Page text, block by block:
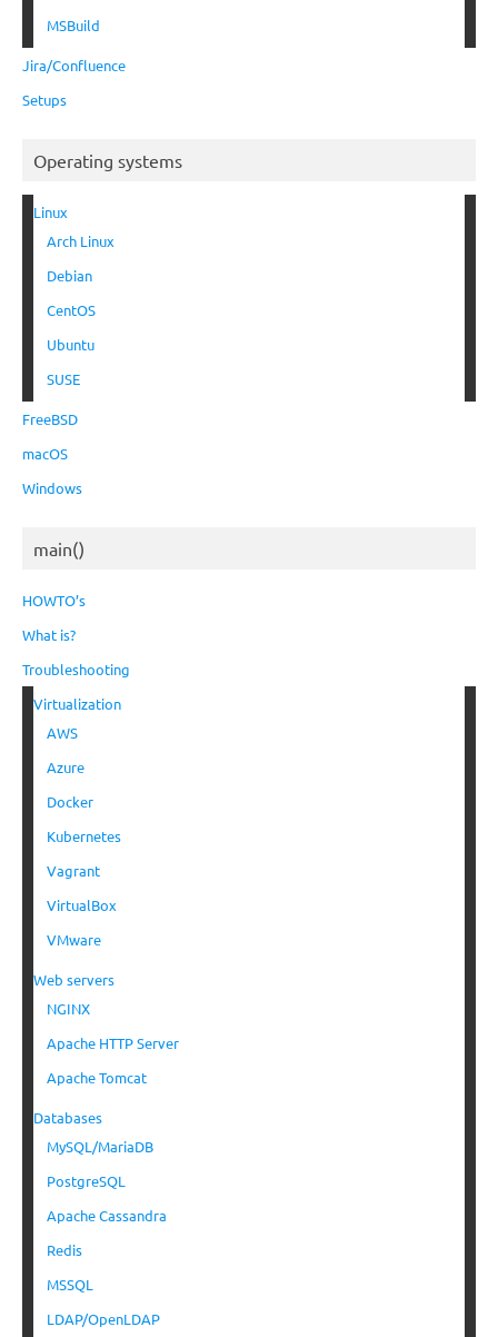
MSBuild
Jira/Confluence
Setups
Operating systems
Linux
Arch Linux
Debian
CentOS
Ubuntu
SUSE
FreeBSD
macOS
Windows
main()
HOWTO’s
What is?
Troubleshooting
Virtualization
AWS
Azure
Docker
Kubernetes
Vagrant
VirtualBox
VMware
Web servers
NGINX
Apache HTTP Server
Apache Tomcat
Databases
MySQL/MariaDB
PostgreSQL
Apache Cassandra
Redis
MSSQL
LDAP/OpenLDAP